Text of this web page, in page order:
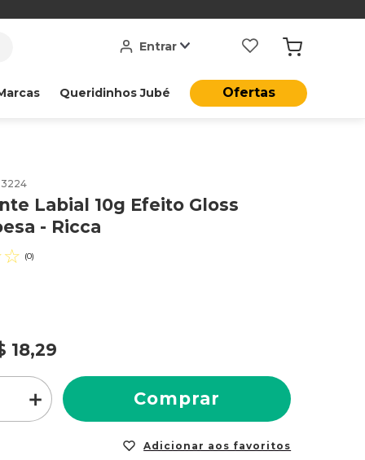
Entrar
Queridinhos Jubé Ofertas
Labial 10g Efeito Gloss
- Ricca
☆ (0)
18,29
＋ Comprar